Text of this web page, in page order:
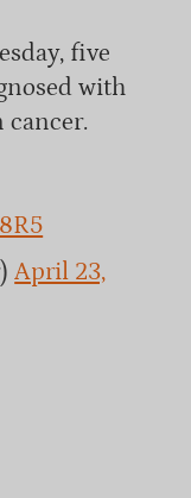
five
with
cancer.
April 23,